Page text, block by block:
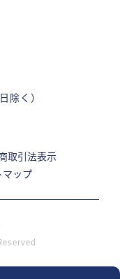
除く）
取引法表示
マップ